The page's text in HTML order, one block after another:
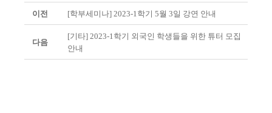
이전 [학부세미나] 2023-1학기 5월 3일 강연 안내
다음
[기타] 2023-1학기 외국인 학생들을 위한 튜터 모집
안내